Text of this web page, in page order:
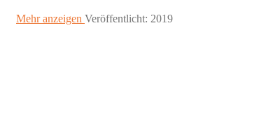
Mehr anzeigen Veröffentlicht: 2019